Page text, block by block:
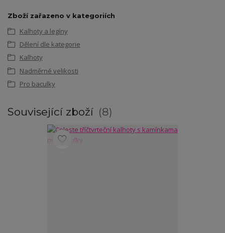
Zboží zařazeno v kategoriích
Kalhoty a legíny
Dělení dle kategorie
Kalhoty
Nadměrné velikosti
Pro baculky
Související zboží 8